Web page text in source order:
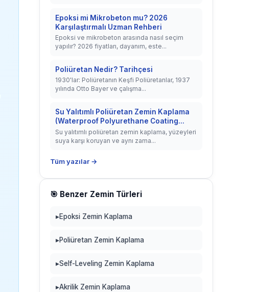
Epoksi mi Mikrobeton mu? 2026
Karşılaştırmalı Uzman Rehberi
Epoksi ve mikrobeton arasında nasıl seçim
yapılır? 2026 fiyatları, dayanım, este...
Poliüretan Nedir? Tarihçesi
1930'lar: Poliüretanın Keşfi Poliüretanlar, 1937
yılında Otto Bayer ve çalışma...
Su Yalıtımlı Poliüretan Zemin Kaplama
(Waterproof Polyurethane Coating...
Su yalıtımlı poliüretan zemin kaplama, yüzeyleri
suya karşı koruyan ve aynı zama...
Tüm yazılar →
🎯 Benzer Zemin Türleri
▸Epoksi Zemin Kaplama
▸Poliüretan Zemin Kaplama
▸Self-Leveling Zemin Kaplama
▸Akrilik Zemin Kaplama